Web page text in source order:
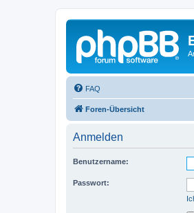
FAQ
Foren-Übersicht
Anmelden
Benutzername:
Passwort: